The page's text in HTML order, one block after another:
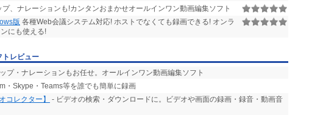
、ナレーションも!カンタンおまかせオールインワン動画編集ソフト
版 各種Web会議システム対応! ホストでなくても録画できる! オンラ
にも使える!
トレビュー
プ・ナレーションもお任せ。オールインワン動画編集ソフト
・Skype・Teams等を誰でも簡単に録画
コレクター】
- ビデオの検索・ダウンロードに。ビデオや画面の録画・録音・動画音